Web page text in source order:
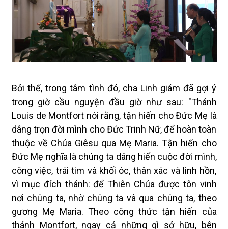
Bởi thế, trong tâm tình đó, cha Linh giám đã gợi ý
trong giờ cầu nguyện đầu giờ như sau: "Thánh
Louis de Montfort nói rằng, tận hiến cho Đức Mẹ là
dâng trọn đời mình cho Đức Trinh Nữ, để hoàn toàn
thuộc về Chúa Giêsu qua Mẹ Maria. Tận hiến cho
Đức Mẹ nghĩa là chúng ta dâng hiến cuộc đời mình,
công việc, trái tim và khối óc, thân xác và linh hồn,
vì mục đích thánh: để Thiên Chúa được tôn vinh
nơi chúng ta, nhờ chúng ta và qua chúng ta, theo
gương Mẹ Maria. Theo công thức tận hiến của
thánh Montfort, ngay cả những gì sở hữu, bên